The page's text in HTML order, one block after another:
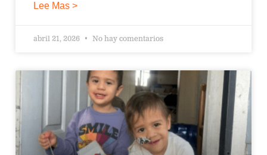
Lee Mas >
abril 21, 2026 No hay comentarios